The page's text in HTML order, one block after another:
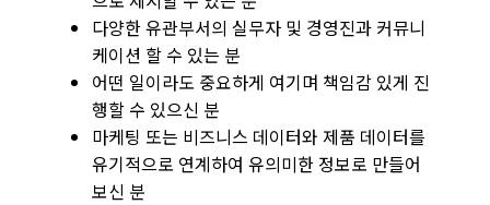
다양한 유관부서의 실무자 및 경영진과 커뮤니
케이션 할 수 있는 분
어떤 일이라도 중요하게 여기며 책임감 있게 진
행할 수 있으신 분
마케팅 또는 비즈니스 데이터와 제품 데이터를
유기적으로 연계하여 유의미한 정보로 만들어
보신 분